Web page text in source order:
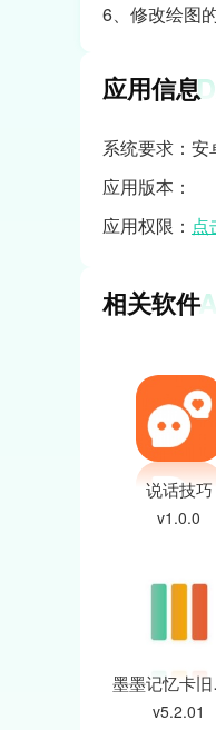
6、修改绘图
应用信息
系统要求：
应用版本：
应用权限： 点
相关软件
说话技巧
v1.0.0
v5.2.01